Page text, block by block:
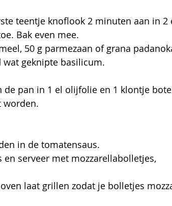
teentje knoflook 2 minuten aan in 2
Bak even mee.
50 g parmezaan of grana
geknipte basilicum.
pan in 1 el olijfolie en 1 klontje
worden.
in de tomatensaus.
serveer met mozzarellabolletjes,
laat grillen zodat je bolletjes